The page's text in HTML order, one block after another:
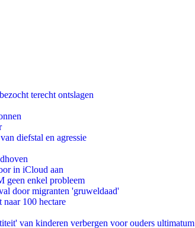
terecht ontslagen
diefstal en agressie
in iCloud aan
geen enkel probleem
door migranten 'gruweldaad'
100 hectare
van kinderen verbergen voor ouders ultimatum